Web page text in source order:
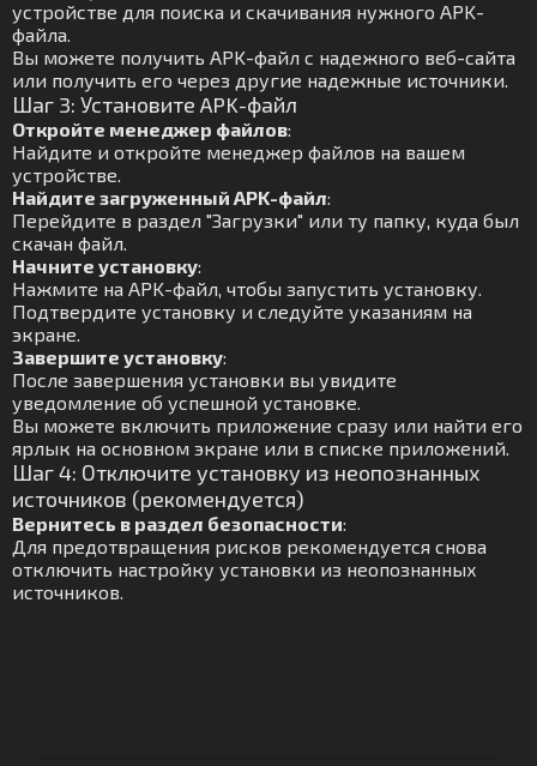
устройстве для поиска и скачивания нужного APK-
файла.
Вы можете получить APK-файл с надежного веб-сайта
или получить его через другие надежные источники.
Шаг 3: Установите APK-файл
Откройте менеджер файлов:
Найдите и откройте менеджер файлов на вашем
устройстве.
Найдите загруженный APK-файл:
Перейдите в раздел "Загрузки" или ту папку, куда был
скачан файл.
Начните установку:
Нажмите на APK-файл, чтобы запустить установку.
Подтвердите установку и следуйте указаниям на
экране.
Завершите установку:
После завершения установки вы увидите
уведомление об успешной установке.
Вы можете включить приложение сразу или найти его
ярлык на основном экране или в списке приложений.
Шаг 4: Отключите установку из неопознанных
источников (рекомендуется)
Вернитесь в раздел безопасности:
Для предотвращения рисков рекомендуется снова
отключить настройку установки из неопознанных
источников.